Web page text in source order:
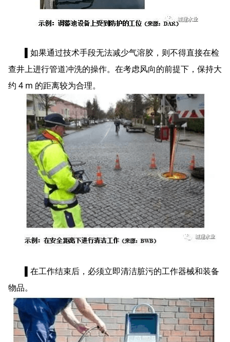
▌如果通过技术手段无法减少气溶胶，则不得直接在检
查井上进行管道冲洗的操作。在考虑风向的前提下，保持大
约 4 m 的距离较为合理。
▌在工作结束后，必须立即清洁脏污的工作器械和装备
物品。